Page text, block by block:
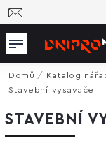
Domů / Katalog
Stavební vysavače
STAVEBNÍ